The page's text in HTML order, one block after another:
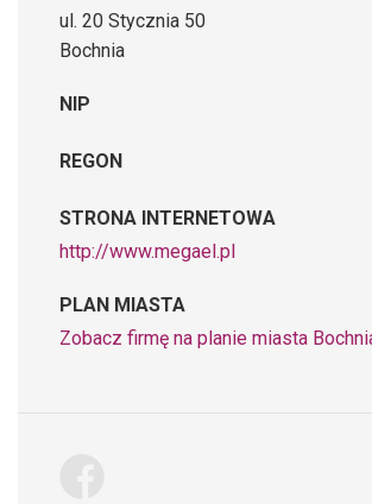
ul. 20 Stycznia 50
Bochnia
NIP
REGON
STRONA INTERNETOWA
http://www.megael.pl
PLAN MIASTA
Zobacz firmę na planie miasta